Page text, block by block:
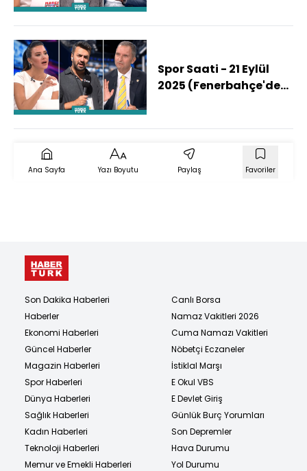
Spor Saati - 21 Eylül
2025 (Fenerbahçe'de
Mı?)
Ana Sayfa Yazı Boyutu Paylaş Favoriler
Son Dakika Haberleri
Haberler
Ekonomi Haberleri
Güncel Haberler
Magazin Haberleri
Spor Haberleri
Dünya Haberleri
Sağlık Haberleri
Kadın Haberleri
Teknoloji Haberleri
Memur ve Emekli Haberleri
Canlı Borsa
Namaz Vakitleri 2026
Cuma Namazı Vakitleri
Nöbetçi Eczaneler
İstiklal Marşı
E Okul VBS
E Devlet Giriş
Günlük Burç Yorumları
Son Depremler
Hava Durumu
Yol Durumu